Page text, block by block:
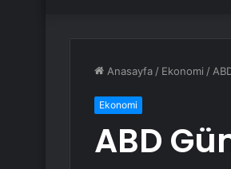
Anasayfa / Ekonomi /
Ekonomi
ABD